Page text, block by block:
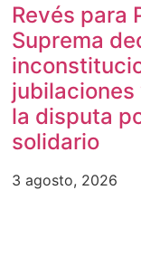
Revés para
Suprema
la disputa
solidario
3 agosto, 2026